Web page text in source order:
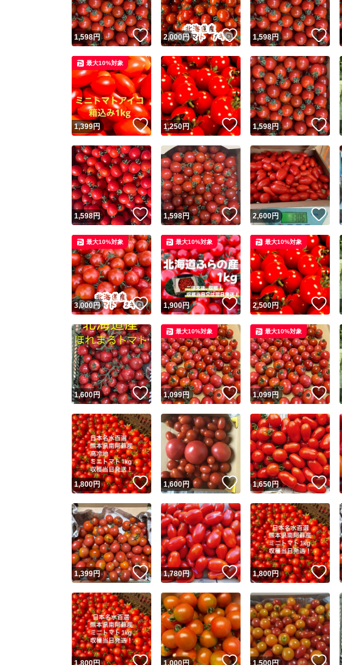
Yahoo!フリマが定めた一定
安心取引出品者
安心取引出品者
取引実績
取引実績◯+
他フリマ実績◯+
スピード&安心発送
※このバッジは実績に基づく表
スピード＆安心発送
商品画像の無断転
コピーは1商品につ
1,598円 いいね！
2,000円 いいね！
1,598円 い
1,399円 いいね！
最大10%対象
1,250円 いいね！
1,598円 い
1,598円 いいね！
1,598円 いいね！
2,600円 い
3,000円 いいね！
最大10%対象
1,900円 いいね！
最大10%対象
2,500円 い
最大10%対象
1,600円 いいね！
1,099円 いいね！
最大10%対象
1,099円 い
最大10%対象
1,800円 いいね！
1,600円 いいね！
1,650円 い
1,399円 いいね！
1,780円 いいね！
1,800円 い
1,800円 いいね！
1,000円 いいね！
1,500円 い